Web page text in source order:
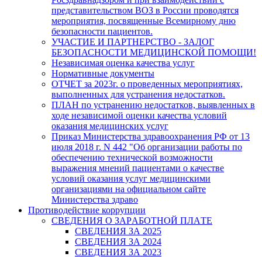
представительством ВОЗ в России проводятся
мероприятия, посвященные Всемирному дню
безопасности пациентов.
УЧАСТИЕ И ПАРТНЕРСТВО - ЗАЛОГ
БЕЗОПАСНОСТИ МЕДИЦИНСКОЙ ПОМОЩИ!
Независимая оценка качества услуг
Нормативные документы
ОТЧЕТ за 2023г. о проведенных мероприятиях,
выполненных для устранения недостатков.
ПЛАН по устранению недостатков, выявленных в
ходе независимой оценки качества условий
оказания медицинских услуг
Приказ Министерства здравоохранения РФ от 13
июля 2018 г. N 442 "Об организации работы по
обеспечению технической возможности
выражения мнений пациентами о качестве
условий оказания услуг медицинскими
организациями на официальном сайте
Министерства здраво
Противодействие коррупции
СВEДЕНИЯ О ЗАРAБОТНОЙ ПЛAТЕ
CВЕДEНИЯ ЗА 2025
СВЕДEНИЯ ЗА 2024
СBЕДEНИЯ ЗА 2023